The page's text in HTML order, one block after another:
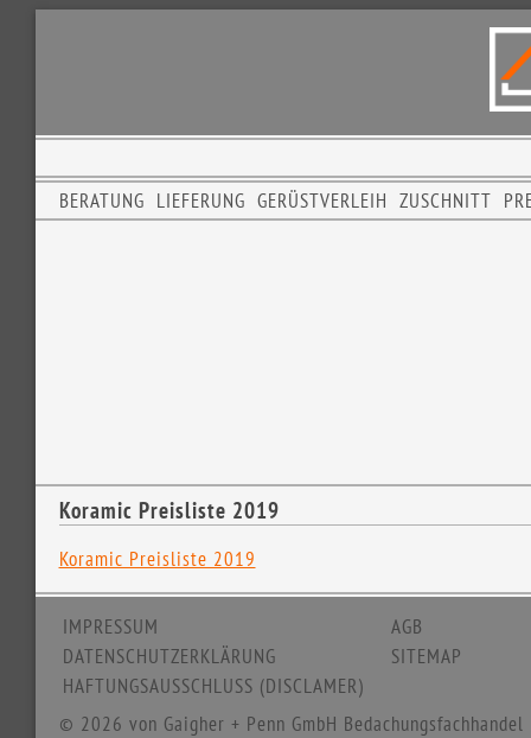
ZUSCHNITT
GERÜSTVERLEIH
LIEFERUNG
BERATUNG
Koramic Preisliste 2019
Koramic Preisliste 2019
IMPRESSUM
DATENSCHUTZERKLÄRUNG
HAFTUNGSAUSSCHLUSS (DISCLAMER)
AGB
SITEMAP
© 2026 von Gaigher + Penn GmbH Bedachungsfachhandel